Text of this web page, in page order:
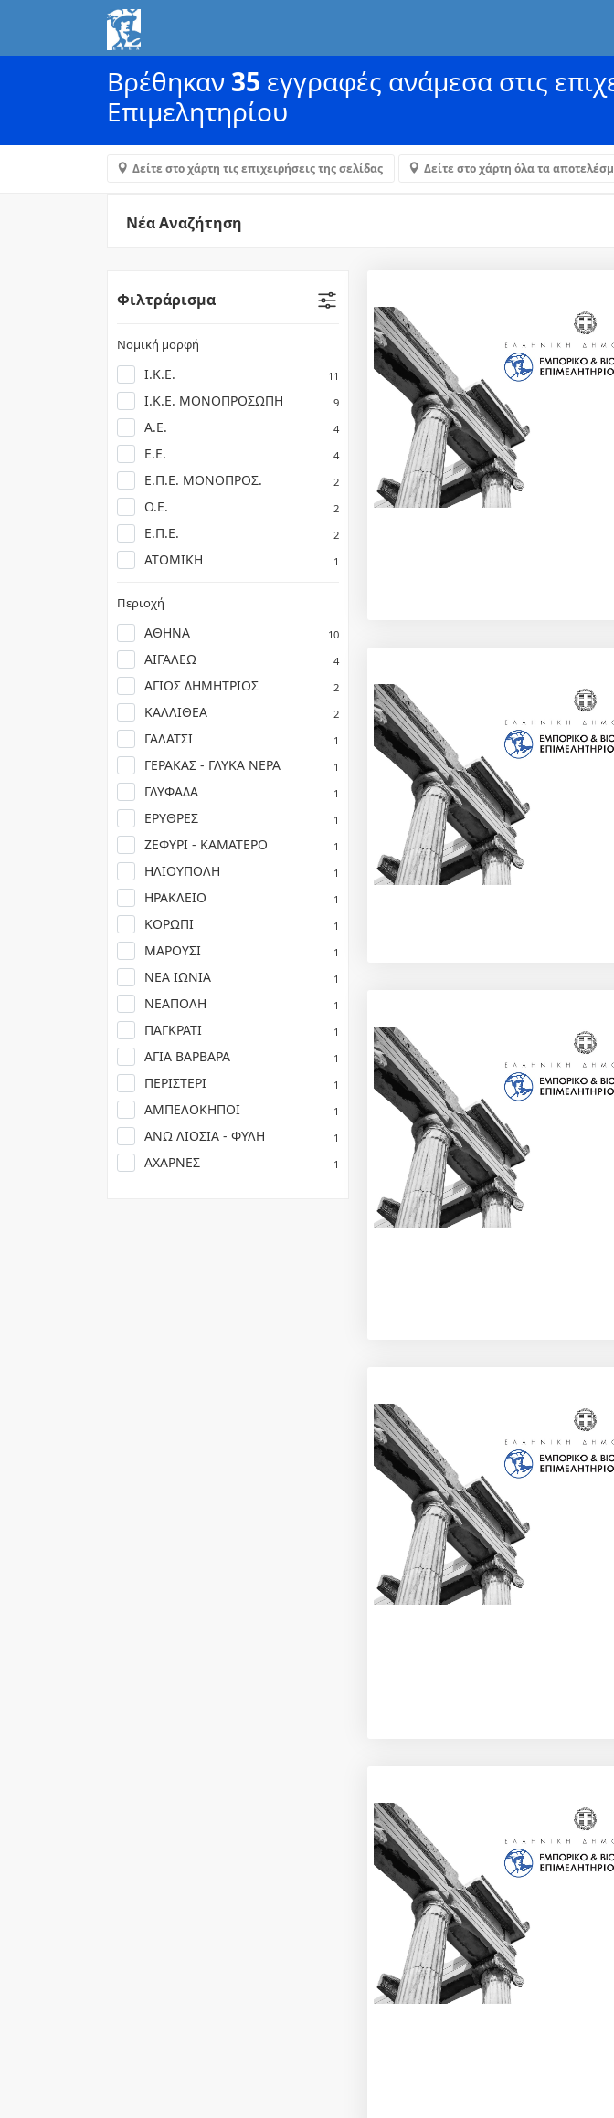
Βρέθηκαν 35 εγγραφές ανάμεσα στις
Επιμελητηρίου
Δείτε στο χάρτη τις επιχειρήσεις της σελίδας Δείτε στο χάρτη όλα τα
Νέα Αναζήτηση
Φιλτράρισμα
Νομική μορφή
Ι.Κ.Ε. 11
Ι.Κ.Ε. ΜΟΝΟΠΡΟΣΩΠΗ 9
Α.Ε. 4
Ε.Ε. 4
Ε.Π.Ε. ΜΟΝΟΠΡΟΣ. 2
Ο.Ε. 2
Ε.Π.Ε. 2
ΑΤΟΜΙΚΗ 1
Περιοχή
ΑΘΗΝΑ 10
ΑΙΓΑΛΕΩ 4
ΑΓΙΟΣ ΔΗΜΗΤΡΙΟΣ 2
ΚΑΛΛΙΘΕΑ 2
ΓΑΛΑΤΣΙ 1
ΓΕΡΑΚΑΣ - ΓΛΥΚΑ ΝΕΡΑ 1
ΓΛΥΦΑΔΑ 1
ΕΡΥΘΡΕΣ 1
ΖΕΦΥΡΙ - ΚΑΜΑΤΕΡΟ 1
ΗΛΙΟΥΠΟΛΗ 1
ΗΡΑΚΛΕΙΟ 1
ΚΟΡΩΠΙ 1
ΜΑΡΟΥΣΙ 1
ΝΕΑ ΙΩΝΙΑ 1
ΝΕΑΠΟΛΗ 1
ΠΑΓΚΡΑΤΙ 1
ΑΓΙΑ ΒΑΡΒΑΡΑ 1
ΠΕΡΙΣΤΕΡΙ 1
ΑΜΠΕΛΟΚΗΠΟΙ 1
ΑΝΩ ΛΙΟΣΙΑ - ΦΥΛΗ 1
ΑΧΑΡΝΕΣ 1